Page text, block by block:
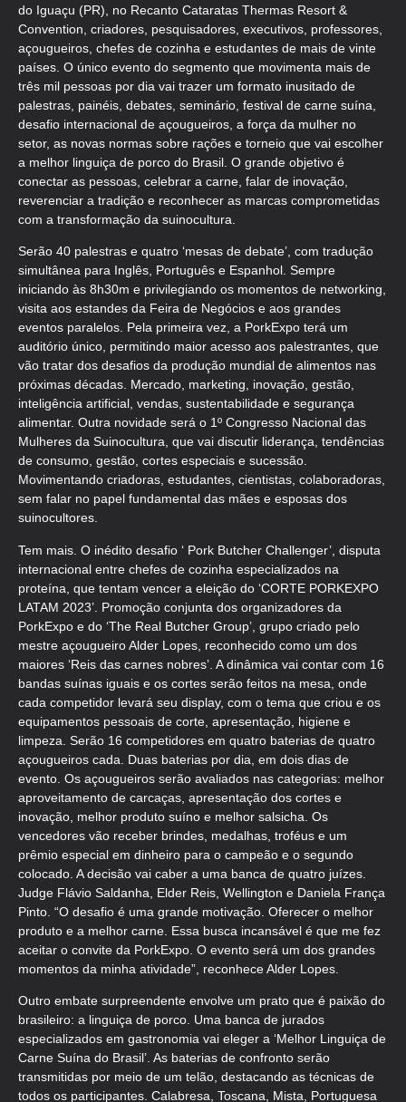
do Iguaçu (PR), no Recanto Cataratas Thermas Resort &
Convention, criadores, pesquisadores, executivos, professores,
açougueiros, chefes de cozinha e estudantes de mais de vinte
países. O único evento do segmento que movimenta mais de
três mil pessoas por dia vai trazer um formato inusitado de
palestras, painéis, debates, seminário, festival de carne suína,
desafio internacional de açougueiros, a força da mulher no
setor, as novas normas sobre rações e torneio que vai escolher
a melhor linguiça de porco do Brasil. O grande objetivo é
conectar as pessoas, celebrar a carne, falar de inovação,
reverenciar a tradição e reconhecer as marcas comprometidas
com a transformação da suinocultura.
Serão 40 palestras e quatro ‘mesas de debate’, com tradução
simultânea para Inglês, Português e Espanhol. Sempre
iniciando às 8h30m e privilegiando os momentos de networking,
visita aos estandes da Feira de Negócios e aos grandes
eventos paralelos. Pela primeira vez, a PorkExpo terá um
auditório único, permitindo maior acesso aos palestrantes, que
vão tratar dos desafios da produção mundial de alimentos nas
próximas décadas. Mercado, marketing, inovação, gestão,
inteligência artificial, vendas, sustentabilidade e segurança
alimentar. Outra novidade será o 1º Congresso Nacional das
Mulheres da Suinocultura, que vai discutir liderança, tendências
de consumo, gestão, cortes especiais e sucessão.
Movimentando criadoras, estudantes, cientistas, colaboradoras,
sem falar no papel fundamental das mães e esposas dos
suinocultores.
Tem mais. O inédito desafio ‘ Pork Butcher Challenger’, disputa
internacional entre chefes de cozinha especializados na
proteína, que tentam vencer a eleição do ‘CORTE PORKEXPO
LATAM 2023’. Promoção conjunta dos organizadores da
PorkExpo e do ‘The Real Butcher Group’, grupo criado pelo
mestre açougueiro Alder Lopes, reconhecido como um dos
maiores ‘Reis das carnes nobres’. A dinâmica vai contar com 16
bandas suínas iguais e os cortes serão feitos na mesa, onde
cada competidor levará seu display, com o tema que criou e os
equipamentos pessoais de corte, apresentação, higiene e
limpeza. Serão 16 competidores em quatro baterias de quatro
açougueiros cada. Duas baterias por dia, em dois dias de
evento. Os açougueiros serão avaliados nas categorias: melhor
aproveitamento de carcaças, apresentação dos cortes e
inovação, melhor produto suíno e melhor salsicha. Os
vencedores vão receber brindes, medalhas, troféus e um
prêmio especial em dinheiro para o campeão e o segundo
colocado. A decisão vai caber a uma banca de quatro juízes.
Judge Flávio Saldanha, Elder Reis, Wellington e Daniela França
Pinto. “O desafio é uma grande motivação. Oferecer o melhor
produto e a melhor carne. Essa busca incansável é que me fez
aceitar o convite da PorkExpo. O evento será um dos grandes
momentos da minha atividade”, reconhece Alder Lopes.
Outro embate surpreendente envolve um prato que é paixão do
brasileiro: a linguiça de porco. Uma banca de jurados
especializados em gastronomia vai eleger a ‘Melhor Linguiça de
Carne Suína do Brasil’. As baterias de confronto serão
transmitidas por meio de um telão, destacando as técnicas de
todos os participantes. Calabresa, Toscana, Mista, Portuguesa